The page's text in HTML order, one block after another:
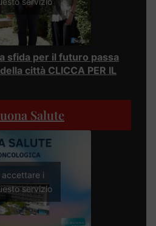
sfida per il futuro passa
città CLICCA PER IL
Salute
accettare i
servizio